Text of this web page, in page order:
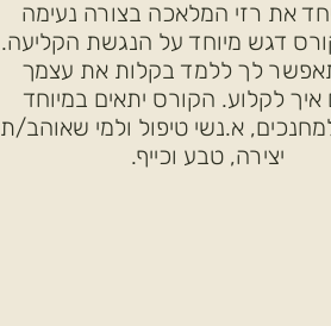
את רזי המלאכה בצורה נעימה
דגש מיוחד על הנגשת הקליעה.
לך ללמד בקלות את עצמך
איך לקלוע. הקורס יתאים במיוחד
א.נשי טיפול ולמי שאוהב/ת
יצירה, טבע וכייף.